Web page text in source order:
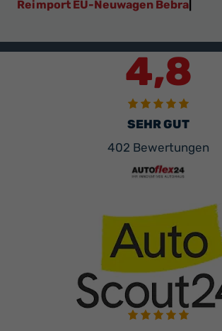
Reimport EU-Neuwagen Bebra
4,8
SEHR GUT
402 Bewertungen